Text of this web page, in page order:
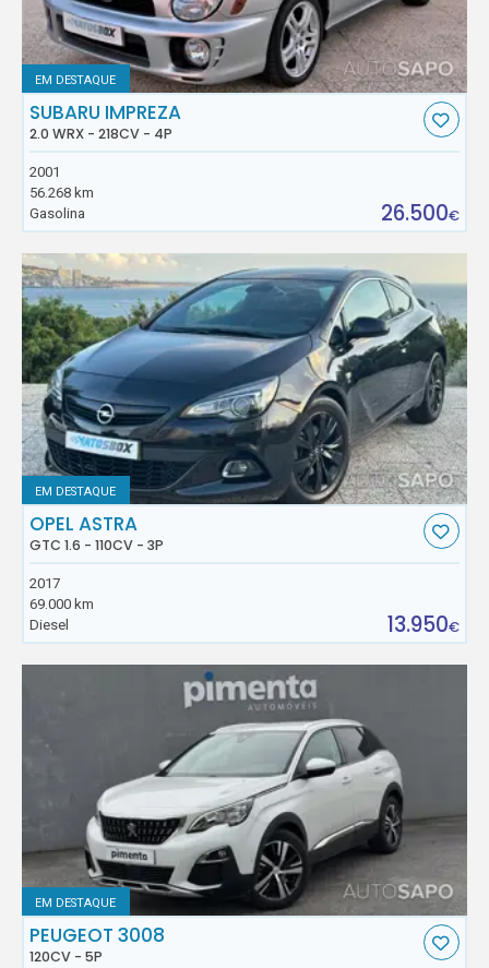
EM DESTAQUE
SUBARU IMPREZA
2.0 WRX - 218CV - 4P
2001
56.268 km
Gasolina
26.500€
EM DESTAQUE
OPEL ASTRA
GTC 1.6 - 110CV - 3P
2017
69.000 km
Diesel
13.950€
EM DESTAQUE
PEUGEOT 3008
120CV - 5P